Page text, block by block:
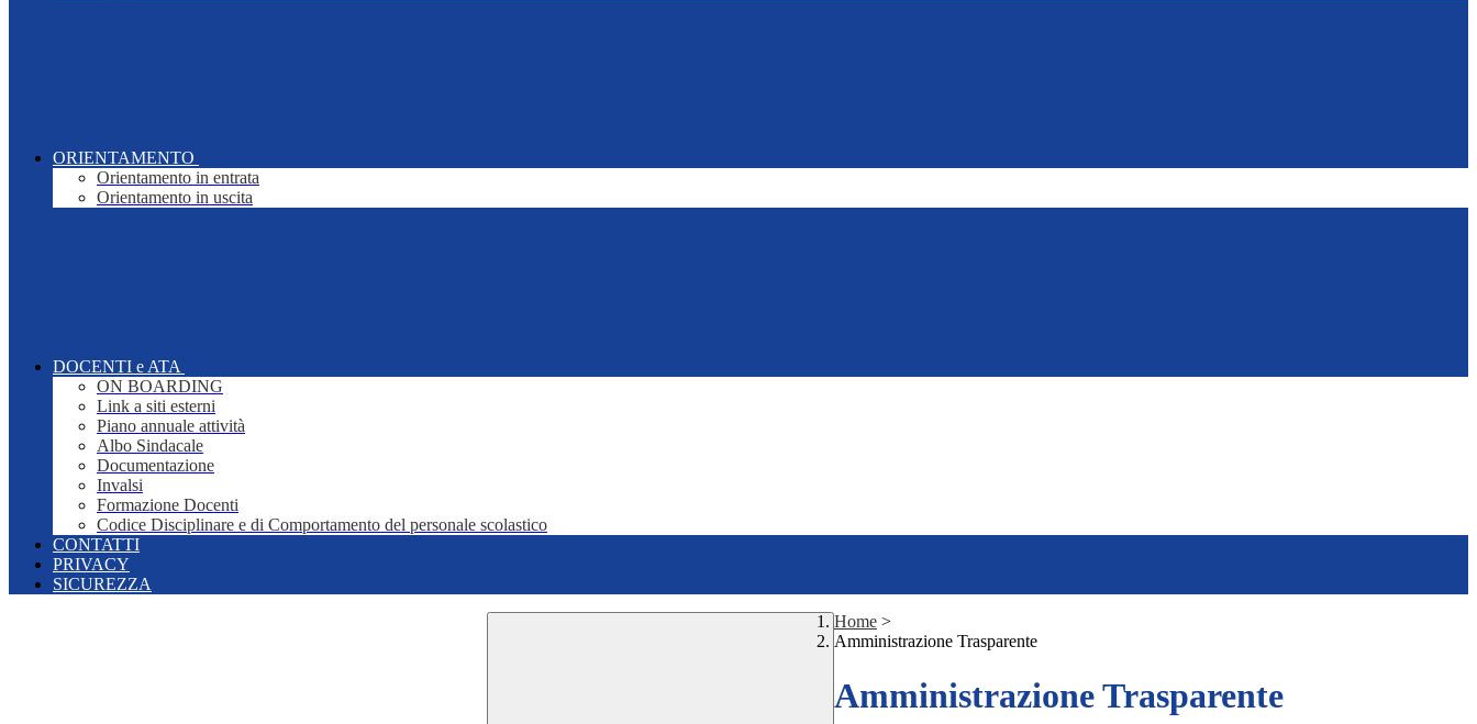
ORIENTAMENTO
Orientamento in entrata
Orientamento in uscita
DOCENTI e ATA
ON BOARDING
Link a siti esterni
Piano annuale attività
Albo Sindacale
Documentazione
Invalsi
Formazione Docenti
Codice Disciplinare e di Comportamento del personale scolastico
CONTATTI
PRIVACY
SICUREZZA
Home >
Amministrazione Trasparente
Amministrazione Trasparente